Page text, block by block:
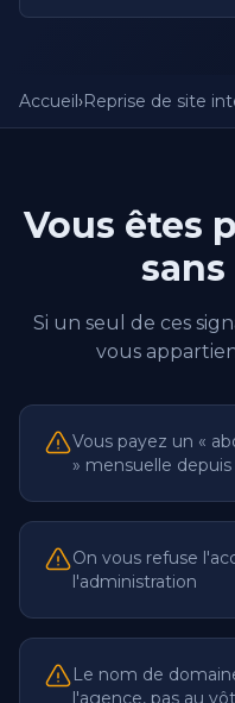
Accueil›Reprise de site
Vous êtes
Si un seul de ces
vous
Vous payez un «
» mensuelle
On vous refuse
l'administration
Le nom de
l'agence, pas au